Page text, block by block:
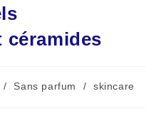
céramides
/ Sans parfum / skincare